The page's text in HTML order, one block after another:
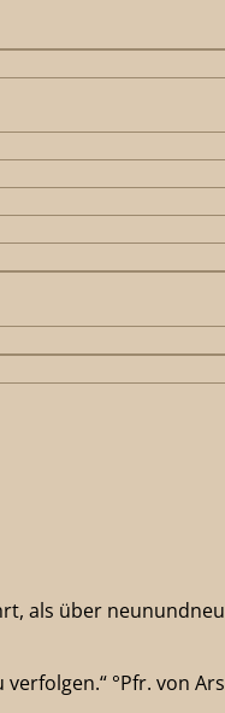
als über
°Pfr. von Ars